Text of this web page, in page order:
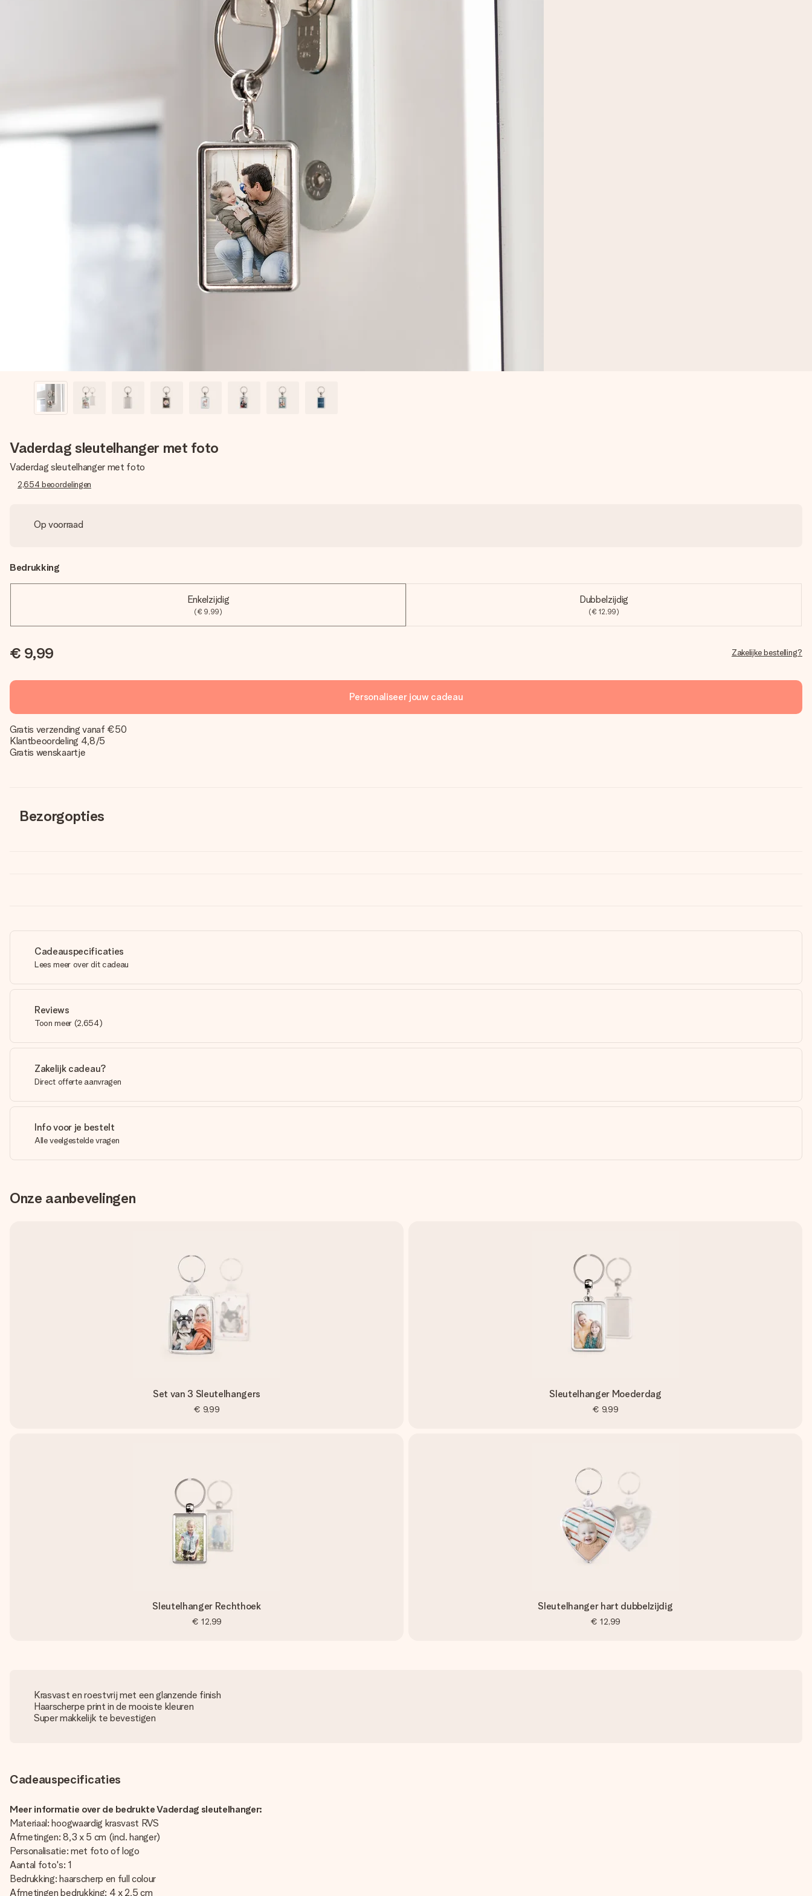
Vaderdag sleutelhanger met foto
Vaderdag sleutelhanger met foto
2,654 beoordelingen
Op voorraad
Bedrukking
Enkelzijdig
(€ 9,99)
Dubbelzijdig
(€ 12,99)
€ 9,99 Zakelijke bestelling?
Personaliseer jouw cadeau
Gratis verzending vanaf €50
Klantbeoordeling 4,8/5
Gratis wenskaartje
Bezorgopties
Cadeauspecificaties
Lees meer over dit cadeau
Reviews
Toon meer (2,654)
Zakelijk cadeau?
Direct offerte aanvragen
Info voor je bestelt
Alle veelgestelde vragen
Onze aanbevelingen
Set van 3 Sleutelhangers
€ 9,99
Sleutelhanger Moederdag
€ 9,99
Sleutelhanger Rechthoek
€ 12,99
Sleutelhanger hart dubbelzijdig
€ 12,99
Krasvast en roestvrij met een glanzende finish
Haarscherpe print in de mooiste kleuren
Super makkelijk te bevestigen
Cadeauspecificaties
Meer informatie over de bedrukte Vaderdag sleutelhanger:
Materiaal: hoogwaardig krasvast RVS
Afmetingen: 8,3 x 5 cm (incl. hanger)
Personalisatie: met foto of logo
Aantal foto's: 1
Bedrukking: haarscherp en full colour
Afmetingen bedrukking: 4 x 2,5 cm